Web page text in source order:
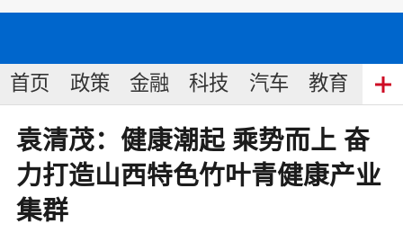
首页 政策 金融 科技 汽车 教育 食
袁清茂：健康潮起 乘势而上 奋
力打造山西特色竹叶青健康产业
集群